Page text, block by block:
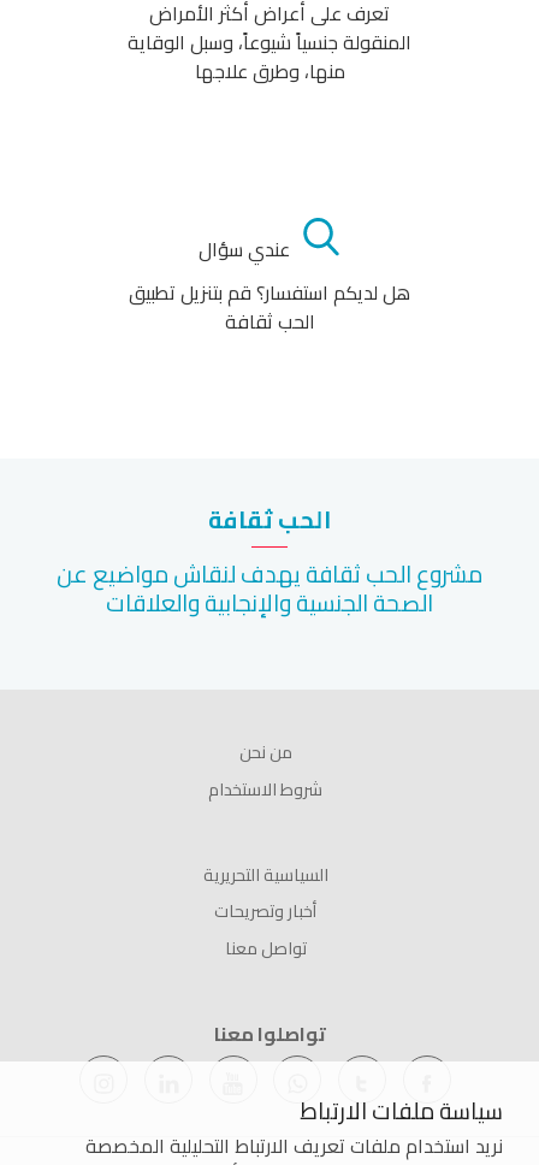
سياسة ملفات الارتباط
نريد استخدام ملفات تعريف الارتباط التحليلية المخصصة
تعرف على أعراض أكثر الأمراض
المنقولة جنسياً شيوعاً، وسبل الوقاية
منها، وطرق علاجها
عندي سؤال
هل لديكم استفسار؟ قم بتنزيل تطبيق
الحب ثقافة
الحب ثقافة
مشروع الحب ثقافة يهدف لنقاش مواضيع عن
الصحة الجنسية والإنجابية والعلاقات
من نحن
شروط الاستخدام
السياسية التحريرية
أخبار وتصريحات
تواصل معنا
تواصلوا معنا